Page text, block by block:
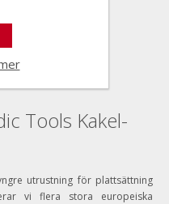
Tools Kakel-
utrustning för plattsättning
vi flera stora europeiska